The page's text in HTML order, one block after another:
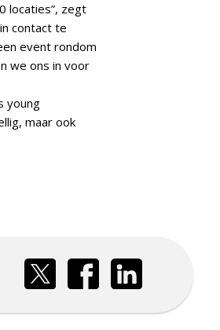
locaties”, zegt
contact te
event rondom
we ons in voor
young
maar ook